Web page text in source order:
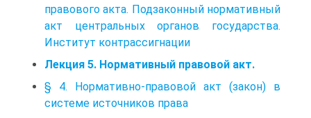
правового акта. Подзаконный нормативный
акт центральных органов государства.
Институт контрассигнации
Лекция 5. Нормативный правовой акт.
§ 4. Нормативно-правовой акт (закон) в
системе источников права